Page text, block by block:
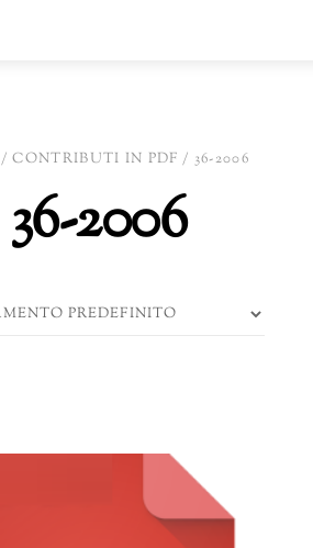
/CONTRIBUTI IN PDF / 36-2006
36-2006